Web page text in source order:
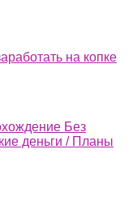
на копке
Без
деньги / Планы